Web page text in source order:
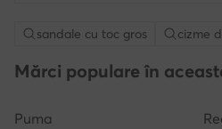
sandale cu toc gros cizme
Mărci populare în
Puma